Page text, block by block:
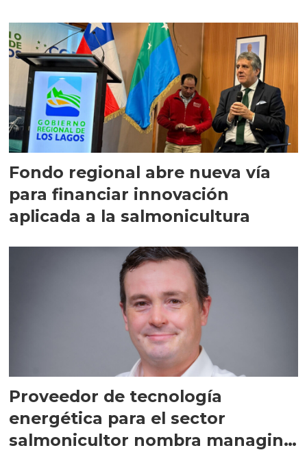
Fondo regional abre nueva vía
para financiar innovación
aplicada a la salmonicultura
Proveedor de tecnología
energética para el sector
salmonicultor nombra managing